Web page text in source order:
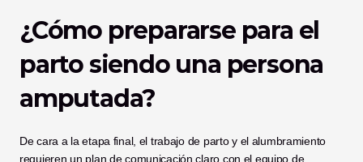
¿Cómo prepararse para el
parto siendo una persona
amputada?
De cara a la etapa final, el trabajo de parto y el alumbramiento
requieren un plan de comunicación claro con el equipo de